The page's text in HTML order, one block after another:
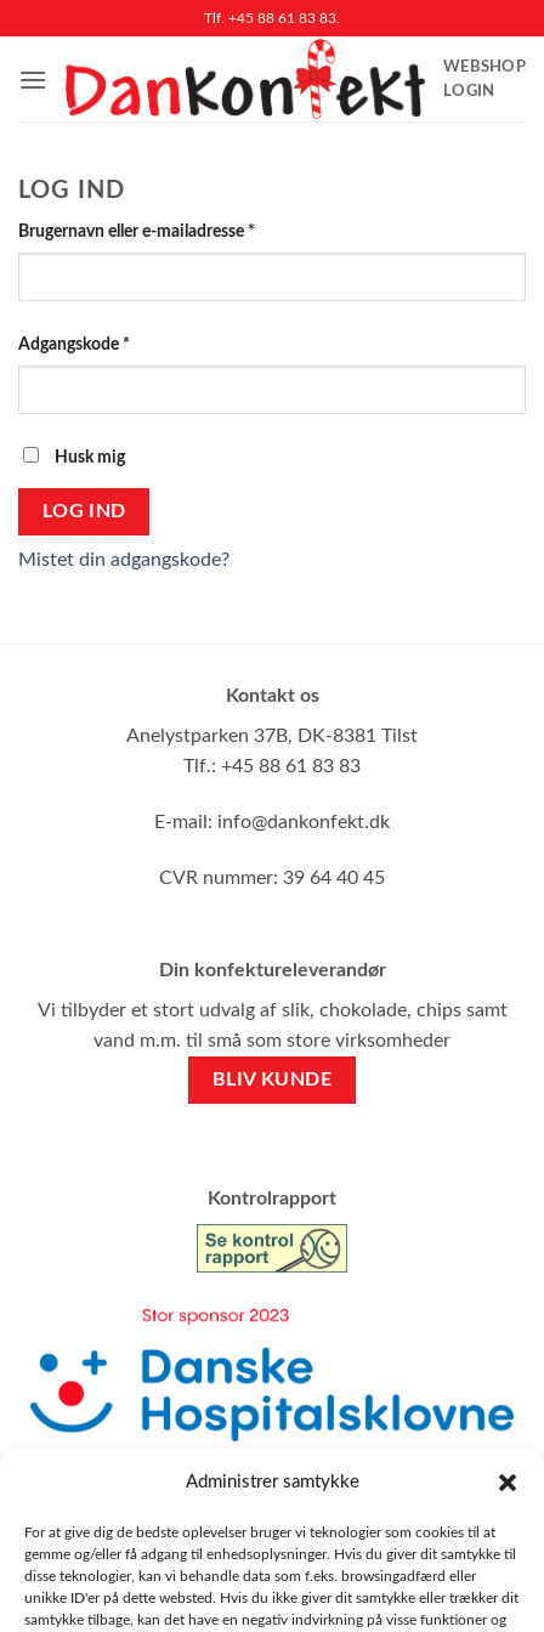
Administrer samtykke
For at give dig de bedste oplevelser bruger vi teknologier som cookies til at
gemme og/eller få adgang til enhedsoplysninger. Hvis du giver dit samtykke til
disse teknologier, kan vi behandle data som f.eks. browsingadfærd eller
unikke ID'er på dette websted. Hvis du ikke giver dit samtykke eller trækker dit
samtykke tilbage, kan det have en negativ indvirkning på visse funktioner og
indhold
Tlf. +45 88 61 83 83.
WEBSHOP
LOGIN
LOG IND
Brugernavn eller e-mailadresse *
Adgangskode *
Husk mig
LOG IND
Mistet din adgangskode?
Kontakt os
Anelystparken 37B, DK-8381 Tilst
Tlf.: +45 88 61 83 83
E-mail: info@dankonfekt.dk
CVR nummer: 39 64 40 45
Din konfektureleverandør
Vi tilbyder et stort udvalg af slik, chokolade, chips samt
vand m.m. til små som store virksomheder
BLIV KUNDE
​Kontrolrapport